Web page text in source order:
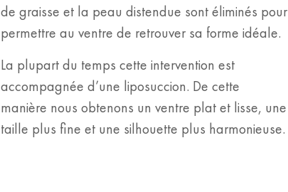
de graisse et la peau distendue sont éliminés pour
permettre au ventre de retrouver sa forme idéale.
La plupart du temps cette intervention est
accompagnée d’une liposuccion. De cette
manière nous obtenons un ventre plat et lisse, une
taille plus fine et une silhouette plus harmonieuse.